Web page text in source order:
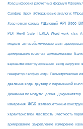
#расшифровка расчетных формул
Сапфир #рсу #Стержневые аналоги;
#расчетная схема #Шаговый API B500
PDF Revit Safe TEKLA Word work xlsx
модель антисейсмические швы
армирование пластин армокаменные
варианты конструирования ввод нагрузок
генератор сапфир ноды Геометрическая
давление вода двутавр с переменной
Динамика по модулю длина Документатор
измерения ЖБК железобетонные
характеристики Жесткость Жесткость
армирование закрепление измерение